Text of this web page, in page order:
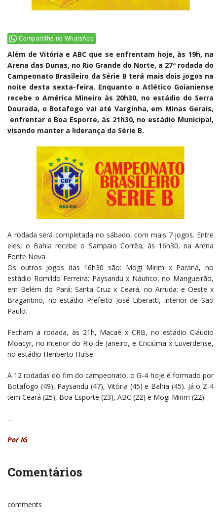
Compartilhe no WhatsApp
Além de Vitória e ABC que se enfrentam hoje, às 19h, na
Arena das Dunas, no Rio Grande do Norte, a 27ª rodada do
Campeonato Brasileiro da Série B terá mais dois jogos na
noite desta sexta-feira. Enquanto o Atlético Goianiense
recebe o América Mineiro às 20h30, no estádio do Serra
Dourada, o Botafogo vai até Varginha, em Minas Gerais,
enfrentar o Boa Esporte, às 21h30, no estádio Municipal,
visando manter a liderança da Série B.
A rodada será completada no sábado, com mais 7 jogos. Entre
eles, o Bahia recebe o Sampaio Corrêa, às 16h30, na Arena
Fonte Nova.
Os outros jogos das 16h30 são: Mogi Mirim x Paraná, no
estádio Romildo Ferreira; Paysandu x Náutico, no Mangueirão,
em Belém do Pará; Santa Cruz x Ceará, no Arruda; e Oeste x
Bragantino, no estádio Prefeito José Liberatti, interior de São
Paulo.
Fecham a rodada, às 21h, Macaé x CRB, no estádio Cláudio
Moacyr, no interior do Rio de Janeiro, e Criciúma x Luverdense,
no estádio Heriberto Hulse.
A 12 rodadas do fim do campeonato, o G-4 hoje é formado por
Botafogo (49), Paysandu (47), Vitória (45) e Bahia (45). Já o Z-4
tem Ceará (25), Boa Esporte (23), ABC (22) e Mogi Mirim (22).
…
Por IG
Comentários
comments